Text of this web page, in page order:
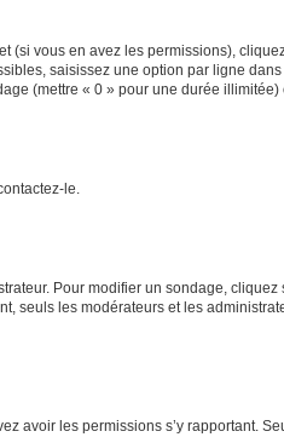
(si vous en avez les permissions),
saisissez une option par ligne
(mettre « 0 » pour une durée
le.
Pour modifier un sondage, cliquez
seuls les modérateurs et les
avoir les permissions s’y rapportant.